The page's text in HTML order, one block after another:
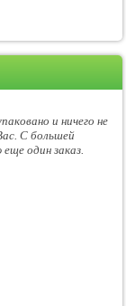
и ничего не
С большей
один заказ.